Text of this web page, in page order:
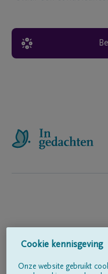
Cookie kennisgeving
Onze website gebruikt